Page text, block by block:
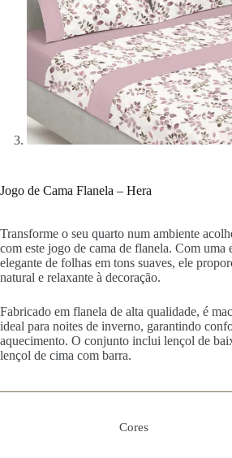
Jogo de Cama Flanela – Hera
Transforme o seu quarto num ambiente
com este jogo de cama de flanela. Com uma
elegante de folhas em tons suaves, ele
natural e relaxante à decoração.
Fabricado em flanela de alta qualidade, é
ideal para noites de inverno, garantindo
aquecimento. O conjunto inclui lençol de
lençol de cima com barra.
Cores